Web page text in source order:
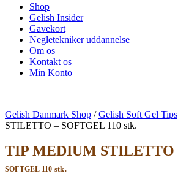
Shop
Gelish Insider
Gavekort
Negletekniker uddannelse
Om os
Kontakt os
Min Konto
Gelish Danmark Shop /Gelish Soft Gel Tips
STILETTO – SOFTGEL 110 stk.
TIP MEDIUM STILETTO
SOFTGEL 110 stk.